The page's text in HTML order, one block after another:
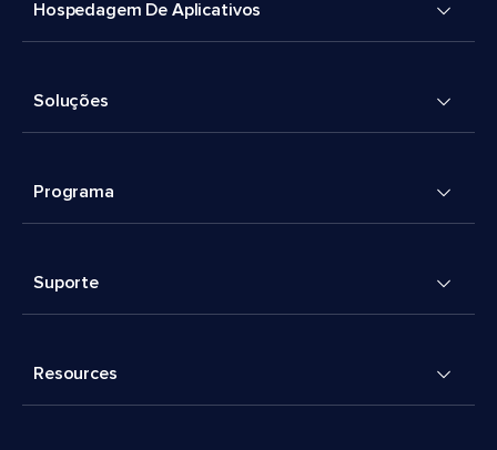
Hospedagem De Aplicativos
Soluções
Programa
Suporte
Resources